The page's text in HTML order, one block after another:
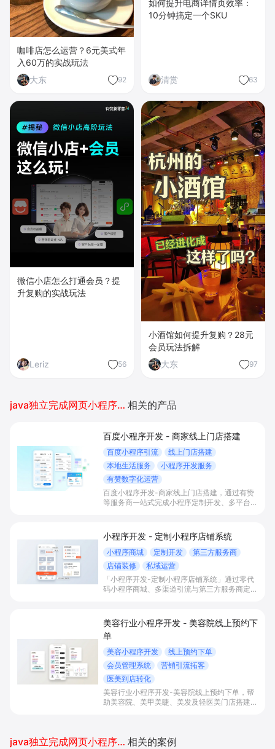
咖啡店怎么运营？6元美式年
入60万的实战玩法
大东
92
如何提升电商详情页效率：
10分钟搞定一个SKU
清赏 63
微信小店怎么打通会员？提
升复购的实战玩法
Leriz 56
小酒馆如何提升复购？28元
会员玩法拆解
大东
97
java独立完成网页小程序开发 相关的产品
百度小程序开发 - 商家线上门店搭建
百度小程序引流
线上门店搭建
本地生活服务
小程序开发服务
有赞数字化运营
百度小程序开发-商家线上门店搭建，通过有赞
等服务商一站式完成小程序定制开发、多平台联
提升到店与下单转化。
小程序开发 - 定制小程序店铺系统
小程序商城 定制开发
第三方服务商
店铺装修
私域运营
「小程序开发-定制小程序店铺系统」通过零代
码小程序商城、多渠道引流与第三方服务商定制
私域运营场景，提升获客与复购，实现线上生意
增长。
美容行业小程序开发 - 美容院线上预约下
单
美容小程序开发
线上预约下单
会员管理系统
营销引流拓客
医美到店转化
美容行业小程序开发-美容院线上预约下单，帮
助美容院、美甲美睫、美发及轻医美门店搭建线
java独立完成网页小程序开发 相关的案例